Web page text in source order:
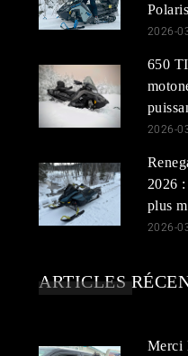
2026-
650
2026-
2026
plus
2026-
ARTICLES
Merci